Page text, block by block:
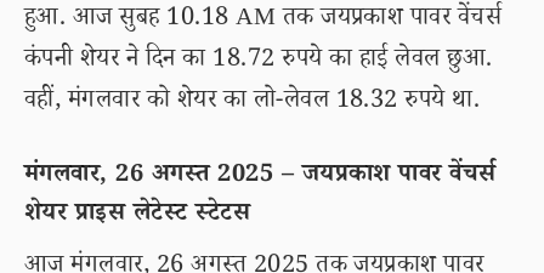
हुआ. आज सुबह 10.18 AM तक जयप्रकाश पावर वेंचर्स
कंपनी शेयर ने दिन का 18.72 रुपये का हाई लेवल छुआ.
वहीं, मंगलवार को शेयर का लो-लेवल 18.32 रुपये था.
मंगलवार, 26 अगस्त 2025 – जयप्रकाश पावर वेंचर्स
शेयर प्राइस लेटेस्ट स्टेटस